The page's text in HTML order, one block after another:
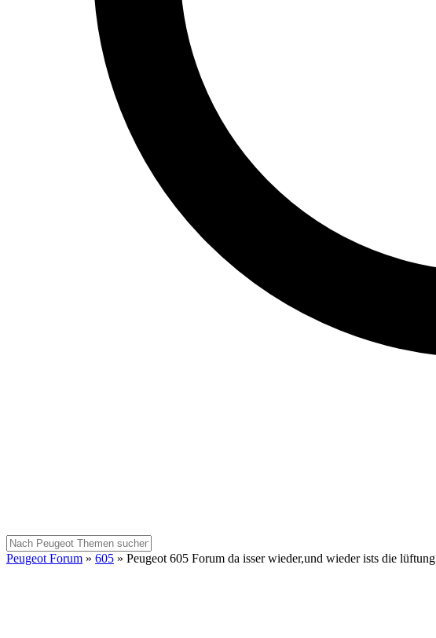
Peugeot Forum » 605 » Peugeot 605 Forum da isser wieder,und wieder ists die lüftung